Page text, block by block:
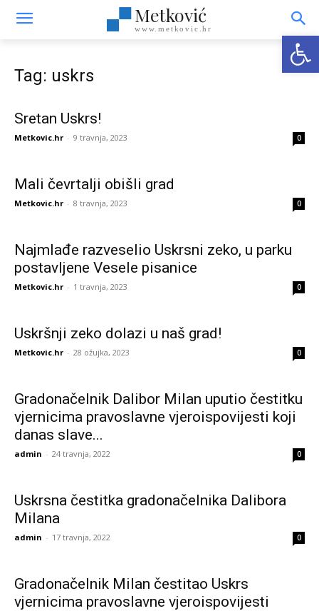
Metković
www.metkovic.hr
Tag: uskrs
Sretan Uskrs!
Metkovic.hr - 9 travnja, 2023 0
Mali čevrtalji obišli grad
Metkovic.hr - 8 travnja, 2023 0
Najmlađe razveselio Uskrsni zeko, u parku
postavljene Vesele pisanice
Metkovic.hr - 1 travnja, 2023 0
Uskršnji zeko dolazi u naš grad!
Metkovic.hr - 28 ožujka, 2023 0
Gradonačelnik Dalibor Milan uputio čestitku
vjernicima pravoslavne vjeroispovijesti koji
danas slave...
admin - 24 travnja, 2022 0
Uskrsna čestitka gradonačelnika Dalibora
Milana
admin - 17 travnja, 2022 0
Gradonačelnik Milan čestitao Uskrs
vjernicima pravoslavne vjeroispovijesti